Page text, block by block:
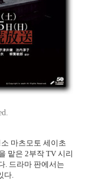
마츠모토 세이초
맡은 2부작 TV 시리
. 드라마 판에서는
다.